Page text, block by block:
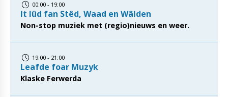
00:00 - 19:00
It lûd fan Stêd, Waad en Wâlden
Non-stop muziek met (regio)nieuws en weer.
19:00 - 21:00
Leafde foar Muzyk
Klaske Ferwerda